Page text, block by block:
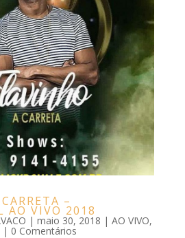
–
AO VIVO 2018
| maio 30, 2018 | AO VIVO,
| 0 Comentários